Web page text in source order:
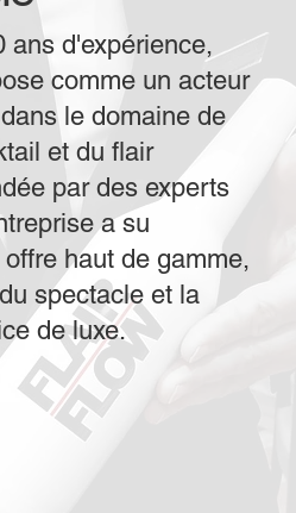
ans d'expérience,
comme un acteur
le domaine de
et du flair
par des experts
a su
haut de gamme,
spectacle et la
de luxe.